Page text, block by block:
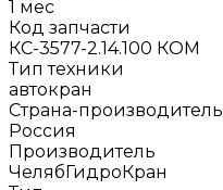
1 мес
Код запчасти
КС-3577-2.14.100 КОМ
Тип техники
автокран
Страна-производитель
Россия
Производитель
ЧелябГидроКран